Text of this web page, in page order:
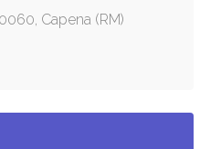
Capena (RM)